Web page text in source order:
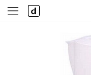
사
이
다
나
와